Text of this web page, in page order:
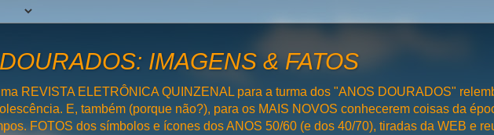
IMAGENS & FATOS
REVISTA ELETRÔNICA QUINZENAL para a turma dos "ANOS DOURADOS"
E, também (porque não?), para os MAIS NOVOS conhecerem coisas da
FOTOS dos símbolos e ícones dos ANOS 50/60 (e dos 40/70), tiradas da WEB e